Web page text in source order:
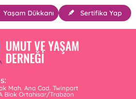
Sertifika Yap
Yaşam Dükkanı
Mah. Ana Cad. Twinpart
Blok Ortahisar/Trabzon